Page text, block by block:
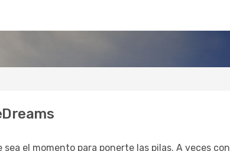
sea el momento para ponerte las pilas. A veces con